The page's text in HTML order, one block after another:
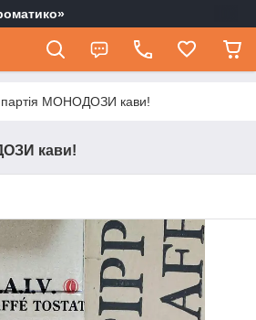
МОНОДОЗИ кави!
кави!